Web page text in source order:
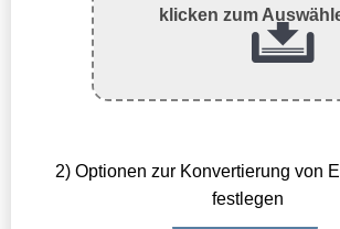
klicken zum
2) Optionen zur Konvertierung von
festlegen